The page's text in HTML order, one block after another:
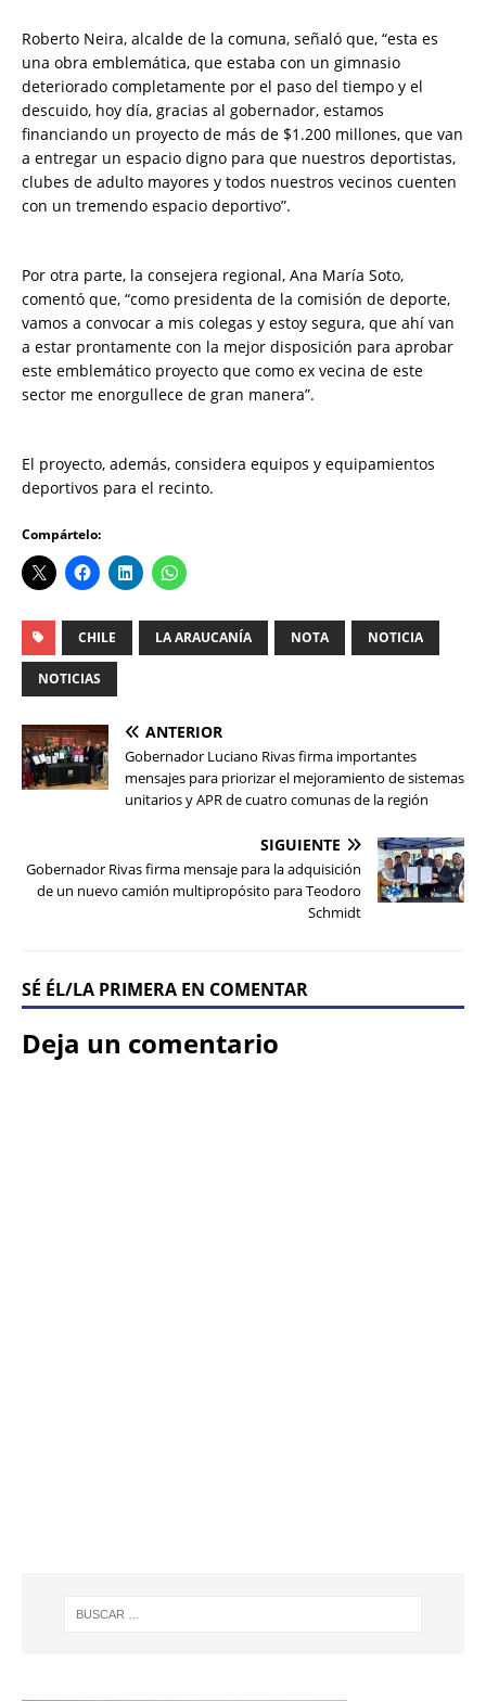
Roberto Neira, alcalde de la comuna, señaló que, “esta es
una obra emblemática, que estaba con un gimnasio
deteriorado completamente por el paso del tiempo y el
descuido, hoy día, gracias al gobernador, estamos
financiando un proyecto de más de $1.200 millones, que van
a entregar un espacio digno para que nuestros deportistas,
clubes de adulto mayores y todos nuestros vecinos cuenten
con un tremendo espacio deportivo”.
Por otra parte, la consejera regional, Ana María Soto,
comentó que, “como presidenta de la comisión de deporte,
vamos a convocar a mis colegas y estoy segura, que ahí van
a estar prontamente con la mejor disposición para aprobar
este emblemático proyecto que como ex vecina de este
sector me enorgullece de gran manera”.
El proyecto, además, considera equipos y equipamientos
deportivos para el recinto.
Compártelo:
CHILE LA ARAUCANÍA NOTA NOTICIA
NOTICIAS
ANTERIOR
Gobernador Luciano Rivas firma importantes
mensajes para priorizar el mejoramiento de sistemas
unitarios y APR de cuatro comunas de la región
SIGUIENTE
Gobernador Rivas firma mensaje para la adquisición
de un nuevo camión multipropósito para Teodoro
Schmidt
SÉ ÉL/LA PRIMERA EN COMENTAR
Deja un comentario